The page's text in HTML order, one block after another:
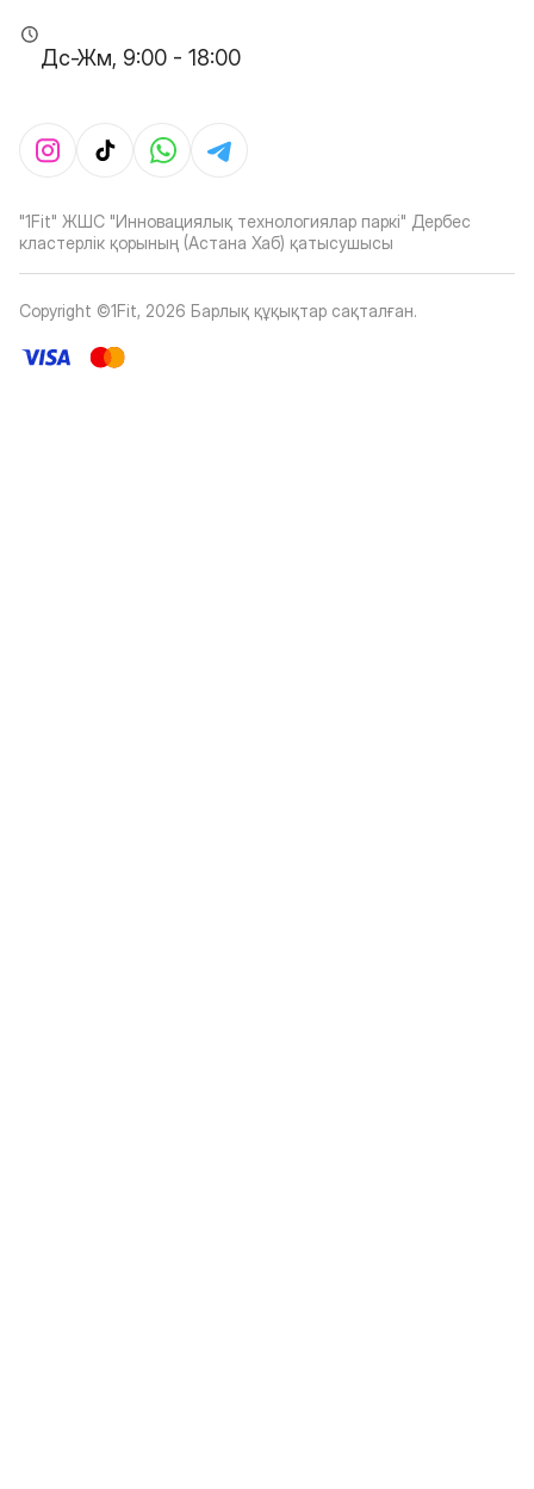
Дс-Жм, 9:00 - 18:00
"1Fit" ЖШС "Инновациялық технологиялар паркі" Дербес
кластерлік қорының (Астана Хаб) қатысушысы
Copyright ©1Fit, 2026 Барлық құқықтар сақталған.